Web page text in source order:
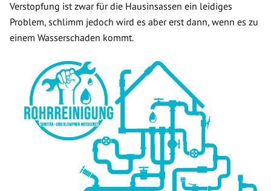
Verstopfung ist zwar für die Hausinsassen ein leidiges
Problem, schlimm jedoch wird es aber erst dann, wenn es zu
einem Wasserschaden kommt.